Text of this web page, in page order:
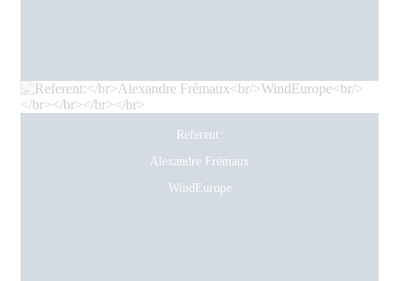
Referent:
Alexandre Frémaux
WindEurope